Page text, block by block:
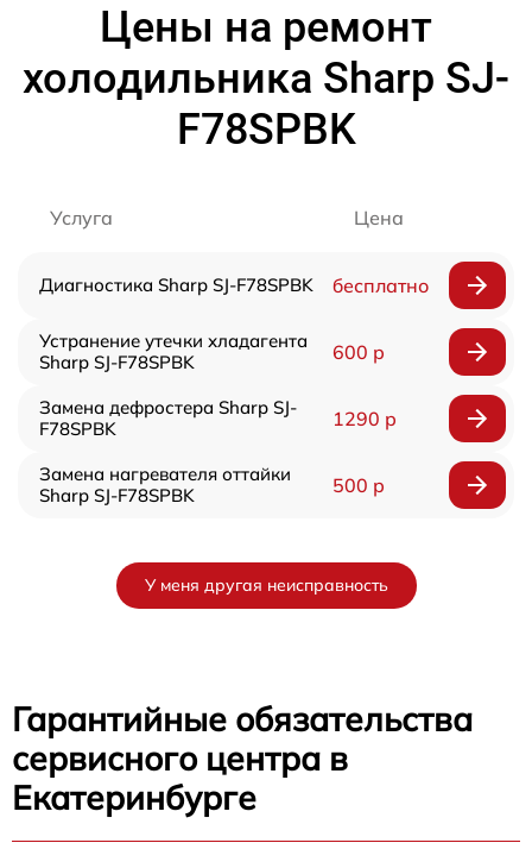
Цены на ремонт
холодильника Sharp SJ-
F78SPBK
Услуга Цена
Диагностика Sharp SJ-F78SPBK бесплатно
Устранение утечки хладагента
Sharp SJ-F78SPBK
600 р
Замена дефростера Sharp SJ-
F78SPBK
1290 р
Замена нагревателя оттайки
Sharp SJ-F78SPBK
500 р
У меня другая неисправность
Гарантийные обязательства
сервисного центра в
Екатеринбурге